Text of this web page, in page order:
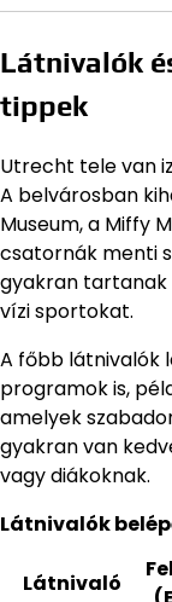
Látnivalók
tippek
Utrecht tele van
A belvárosban
Museum, a Miffy
csatornák menti
gyakran
vízi sportokat.
A főbb látnivalók
programok is,
amelyek
gyakran van
vagy diákoknak.
Látnivalók
Látnivaló